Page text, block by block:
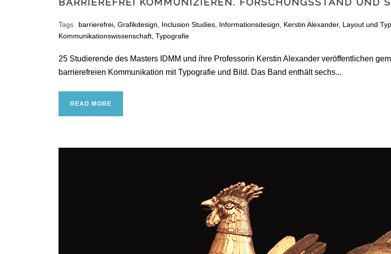
Tags barrierefrei Grafikdesign Inclusion Studies Informationsdesign Kerstin Alexander, Layout und
Kommunikationswissenschaft Typografie
25 Studierende des Masters IDMM und ihre Professorin Kerstin Alexander veröffentlichen
barrierefreien Kommunikation mit Typografie und Bild. Das Band enthält sechs...
READ MORE